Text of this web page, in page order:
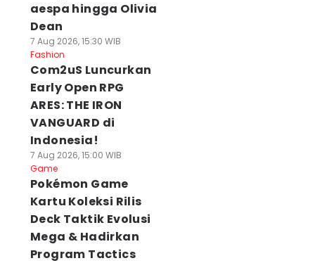
aespa hingga Olivia
Dean
7 Aug 2026, 15:30 WIB
Fashion
Com2uS Luncurkan
Early Open RPG
ARES: THE IRON
VANGUARD di
Indonesia!
7 Aug 2026, 15:00 WIB
Game
Pokémon Game
Kartu Koleksi Rilis
Deck Taktik Evolusi
Mega & Hadirkan
Program Tactics